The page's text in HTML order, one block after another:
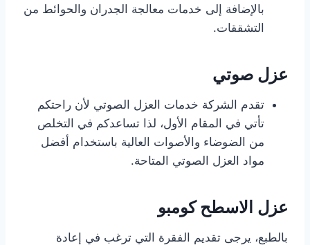
بالإضافة إلى خدمات معالجة الجدران والحوائط من
التشققات.
عزل صوتي
تقدم الشركة خدمات العزل الصوتي لأن راحتكم
تأتي في المقام الأول، لذا تساعدكم في التخلص
من الضوضاء والأصوات العالية باستخدام أفضل
مواد العزل الصوتي المتاحة.
عزل الاسطح كومبو
بالطبع، يرجى تقديم الفقرة التي ترغب في إعادة